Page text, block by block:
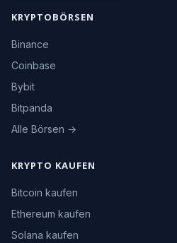
KRYPTOBÖRSEN
Binance
Coinbase
Bybit
Bitpanda
Alle Börsen →
KRYPTO KAUFEN
Bitcoin kaufen
Ethereum kaufen
Solana kaufen